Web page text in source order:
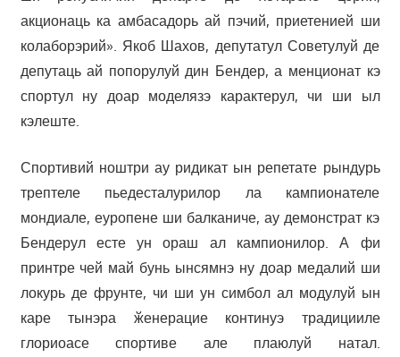
акционаць ка амбасадорь ай пэчий, приетенией ши
колаборэрий». Якоб Шахов, депутатул Советулуй де
депутаць ай попорулуй дин Бендер, а менционат кэ
спортул ну доар моделязэ карактерул, чи ши ыл
кэлеште.
Спортивий ноштри ау ридикат ын репетате рындурь
трептеле пьедесталурилор ла кампионателе
мондиале, еуропене ши балканиче, ау демонстрат кэ
Бендерул есте ун ораш ал кампионилор. А фи
принтре чей май бунь ынсямнэ ну доар медалий ши
локурь де фрунте, чи ши ун симбол ал модулуй ын
каре тынэра ӂенерацие континуэ традицииле
глориоасе спортиве але плаюлуй натал.